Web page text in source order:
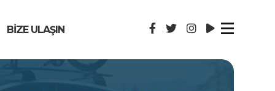
BİZE ULAŞIN